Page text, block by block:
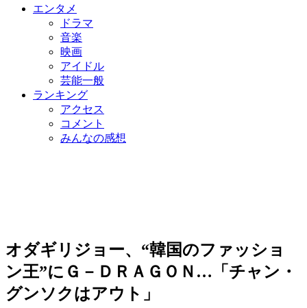
エンタメ
ドラマ
音楽
映画
アイドル
芸能一般
ランキング
アクセス
コメント
みんなの感想
オダギリジョー、“韓国のファッショ
ン王”にＧ－ＤＲＡＧＯＮ…「チャン・
グンソクはアウト」